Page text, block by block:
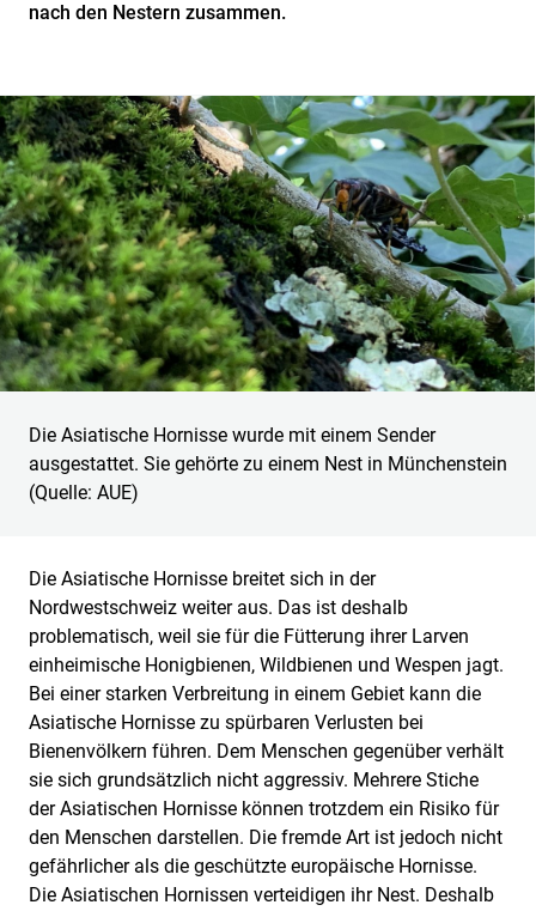
nach den Nestern zusammen.
Die Asiatische Hornisse wurde mit einem Sender
ausgestattet. Sie gehörte zu einem Nest in Münchenstein
(Quelle: AUE)
Die Asiatische Hornisse breitet sich in der
Nordwestschweiz weiter aus. Das ist deshalb
problematisch, weil sie für die Fütterung ihrer Larven
einheimische Honigbienen, Wildbienen und Wespen jagt.
Bei einer starken Verbreitung in einem Gebiet kann die
Asiatische Hornisse zu spürbaren Verlusten bei
Bienenvölkern führen. Dem Menschen gegenüber verhält
sie sich grundsätzlich nicht aggressiv. Mehrere Stiche
der Asiatischen Hornisse können trotzdem ein Risiko für
den Menschen darstellen. Die fremde Art ist jedoch nicht
gefährlicher als die geschützte europäische Hornisse.
Die Asiatischen Hornissen verteidigen ihr Nest. Deshalb